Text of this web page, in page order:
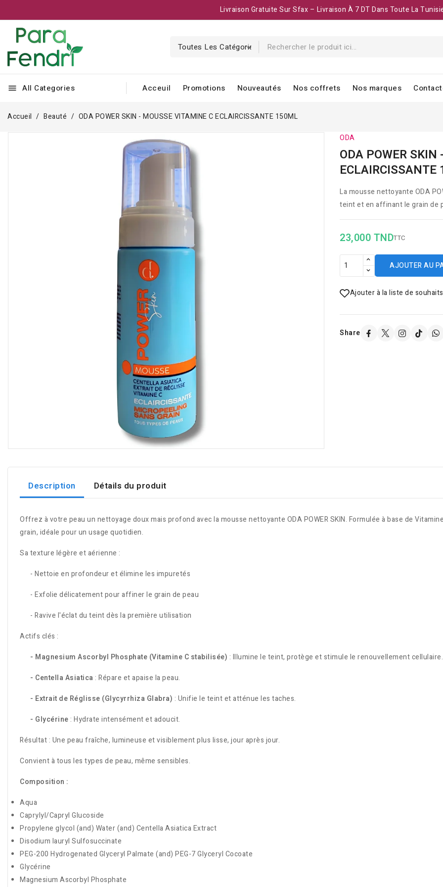
Livraison Gratuite Sur Sfax – Livraison À 7 DT Dans Toute La
menu All Categories Acceuil Promotions Nouveautés Nos coffrets Nos marques
Accueil Beauté ODA POWER SKIN - MOUSSE VITAMINE C ECLAIRCISSANTE 150ML
ODA
ODA POWER
La mousse nettoyante ODA
teint et en affinant le grain de
23,000 TNDTTC
AJOUTER AU
Ajouter à la liste de souhaits
Share
Description Détails du produit
Offrez à votre peau un nettoyage doux mais profond avec la mousse nettoyante ODA POWER SKIN. Formulée à base de
grain, idéale pour un usage quotidien.
Sa texture légère et aérienne :
- Nettoie en profondeur et élimine les impuretés
- Exfolie délicatement pour affiner le grain de peau
- Ravive l'éclat du teint dès la première utilisation
Actifs clés :
- Magnesium Ascorbyl Phosphate (Vitamine C stabilisée) : Illumine le teint, protège et stimule le renouvellement cellulaire.
- Centella Asiatica : Répare et apaise la peau.
- Extrait de Réglisse (Glycyrrhiza Glabra) : Unifie le teint et atténue les taches.
- Glycérine : Hydrate intensément et adoucit.
Résultat : Une peau fraîche, lumineuse et visiblement plus lisse, jour après jour.
Convient à tous les types de peau, même sensibles.
Composition :
Aqua
Caprylyl/Capryl Glucoside
Propylene glycol (and) Water (and) Centella Asiatica Extract
Disodium lauryl Sulfosuccinate
PEG-200 Hydrogenated Glyceryl Palmate (and) PEG-7 Glyceryl Cocoate
Glycérine
Magnesium Ascorbyl Phosphate